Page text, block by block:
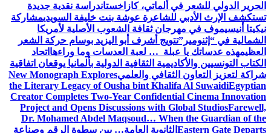
الحرير الدولي للشعر في ألماتي، كازاخستاندراسة نقدية جديدة
تستكشف الإرث الأدبي للشاعرة عوشة بنت خليفة السويديمشاركة
نيكيتا أنيسيموف في مهرجان ثقافة الشعوب الأصلية لأمريكا
الشمالية في “إثنومير”تتويج أشرف أبو اليزيد بوسام حركة الشعر
العظيمهذه عدساتك يا عبلة … لعبة العدسات وما وراءها اتحاد
الكتاب التونسيين والأكاديمية الثقافية الدولية بألمانيا يوقعان اتفاقية
شراكة لتعزيز التعاون الثقافي والعلميNew Monograph Explores
the Literary Legacy of Ousha bint Khalifa Al SuwaidiEgyptian
Creator Completes Two-Year Confidential Cinema Innovation
Project and Opens Discussions with Global StudiosFarewell,
Dr. Mohamed Abdel Maqsoud… When the Guardian of the
Eastern Gate Departs الثانوية العامة… بين سطوة الرقم وصناعة